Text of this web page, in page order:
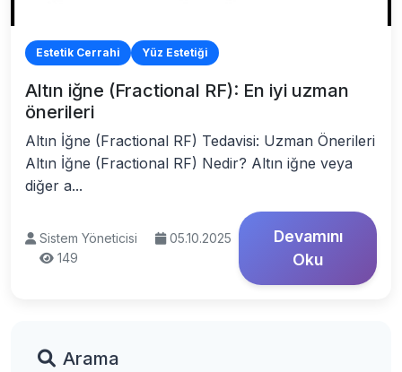
Estetik Cerrahi Yüz Estetiği
Altın iğne (Fractional RF): En iyi uzman
önerileri
Altın İğne (Fractional RF) Tedavisi: Uzman Önerileri
Altın İğne (Fractional RF) Nedir? Altın iğne veya
diğer a...
Sistem Yöneticisi
05.10.2025
149
Devamını
Oku
Arama